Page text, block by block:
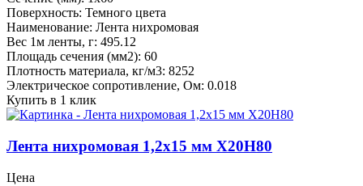
Поверхность: Темного цвета
Наименование: Лента нихромовая
Вес 1м ленты, г: 495.12
Площадь сечения (мм2): 60
Плотность материала, кг/м3: 8252
Электрическое сопротивление, Ом: 0.018
Купить в 1 клик
Лента нихромовая 1,2x15 мм Х20Н80
Цена